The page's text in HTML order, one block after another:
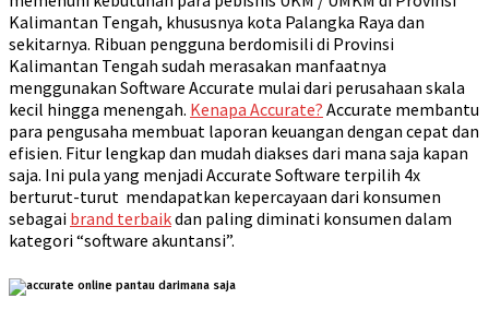
Kalimantan Tengah, khususnya kota Palangka Raya dan
sekitarnya. Ribuan pengguna berdomisili di Provinsi
Kalimantan Tengah sudah merasakan manfaatnya
menggunakan Software Accurate mulai dari perusahaan skala
kecil hingga menengah. Kenapa Accurate? Accurate membantu
para pengusaha membuat laporan keuangan dengan cepat dan
efisien. Fitur lengkap dan mudah diakses dari mana saja kapan
saja. Ini pula yang menjadi Accurate Software terpilih 4x
berturut-turut mendapatkan kepercayaan dari konsumen
sebagai brand terbaikdan paling diminati konsumen dalam
kategori “software akuntansi”.